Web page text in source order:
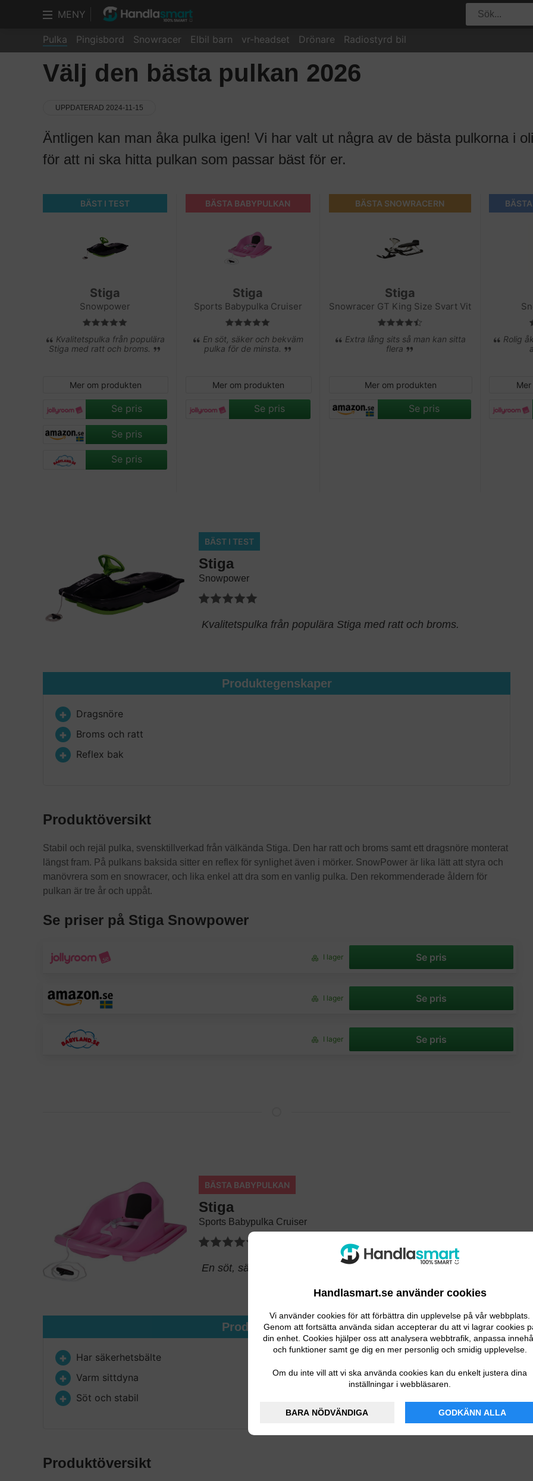
Handlasmart.se använder cookies
Vi använder cookies för att förbättra din upplevelse på vår webbplats.
Genom att fortsätta använda sidan accepterar du att vi lagrar cookies
din enhet. Cookies hjälper oss att analysera webbtrafik, anpassa
och funktioner samt ge dig en mer personlig och smidig upplevelse.
Om du inte vill att vi ska använda cookies kan du enkelt justera dina
inställningar i webbläsaren.
BARA NÖDVÄNDIGA GODKÄNN ALLA
MENY
Pulka Pingisbord Snowracer Elbil barn vr-headset Drönare Radiostyrd bil
Välj den bästa pulkan 2026
UPPDATERAD 2024-11-15
Äntligen kan man åka pulka igen! Vi har valt ut några av de bästa pulkorna i
för att ni ska hitta pulkan som passar bäst för er.
BÄST I TEST
Stiga
Snowpower
Kvalitetspulka från populära
Stiga med ratt och broms.
Mer om produkten
Se pris
Se pris
Se pris
BÄSTA BABYPULKAN
Stiga
Sports Babypulka Cruiser
En söt, säker och bekväm
pulka för de minsta.
Mer om produkten
Se pris
BÄSTA SNOWRACERN
Stiga
Snowracer GT King Size Svart Vit
Extra lång sits så man kan sitta
flera
Mer om produkten
Se pris
Rolig
BÄST I TEST
Stiga
Snowpower
Kvalitetspulka från populära Stiga med ratt och broms.
Produktegenskaper
Dragsnöre
Broms och ratt
Reflex bak
Produktöversikt
Stabil och rejäl pulka, svensktillverkad från välkända Stiga. Den har ratt och broms samt ett dragsnöre monterat
längst fram. På pulkans baksida sitter en reflex för synlighet även i mörker. SnowPower är lika lätt att styra och
manövrera som en snowracer, och lika enkel att dra som en vanlig pulka. Den rekommenderade åldern för
pulkan är tre år och uppåt.
Se priser på Stiga Snowpower
I lager Se pris
I lager Se pris
I lager Se pris
BÄSTA BABYPULKAN
Stiga
Sports Babypulka Cruiser
En söt, säker och bekväm pulka för de minsta.
Produktegenskaper
Har säkerhetsbälte
Varm sittdyna
Söt och stabil
Produktöversikt